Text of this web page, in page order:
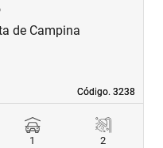
Código. 3238
Código. 3238
de Campina
1
2